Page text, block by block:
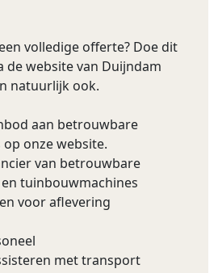
volledige offerte? Doe dit
de website van Duijndam
natuurlijk ook.
aan betrouwbare
onze website.
van betrouwbare
tuinbouwmachines
voor aflevering
met transport